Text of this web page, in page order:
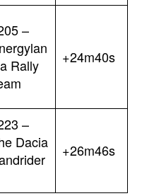
–
Rally
+24m40s
–
Dacia
+26m46s